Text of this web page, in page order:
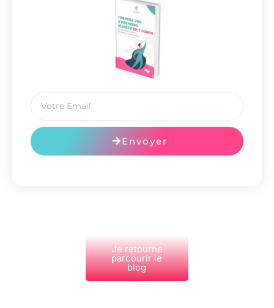
Envoyer
Je retourne
parcourir le
blog